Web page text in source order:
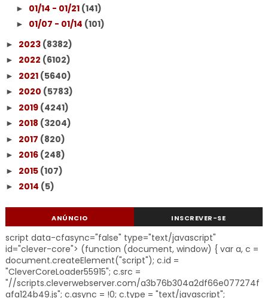
► 01/14 - 01/21 (141)
► 01/07 - 01/14 (101)
► 2023 (8382)
► 2022 (6102)
► 2021 (5640)
► 2020 (5783)
► 2019 (4241)
► 2018 (3204)
► 2017 (820)
► 2016 (248)
► 2015 (107)
► 2014 (5)
ANÚNCIO INSCREVER-SE
script data-cfasync="false" type="text/javascript"
id="clever-core"> (function (document, window) { var a, c =
document.createElement("script"); c.id =
"CleverCoreLoader55915"; c.src =
"//scripts.cleverwebserver.com/a3b76b304a2df66e077274f
afa124b49.js"; c.async = !0; c.type = "text/javascript";